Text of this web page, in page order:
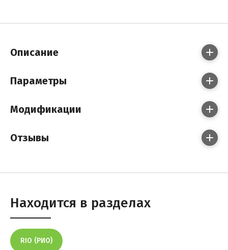
Описание
Параметры
Модификации
Отзывы
Находится в разделах
RIO (РИО)